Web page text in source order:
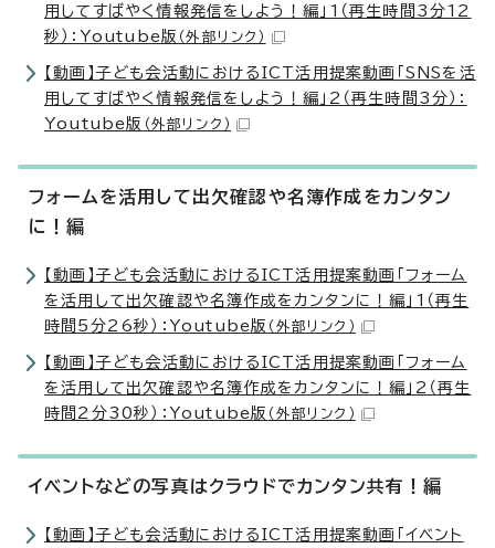
用してすばやく情報発信をしよう！編」1（再生時間3分12
秒）：Youtube版 （外部リンク）
【動画】子ども会活動におけるICT活用提案動画「SNSを活
用してすばやく情報発信をしよう！編」2（再生時間3分）：
Youtube版 （外部リンク）
フォームを活用して出欠確認や名簿作成をカンタン
に！編
【動画】子ども会活動におけるICT活用提案動画「フォーム
を活用して出欠確認や名簿作成をカンタンに！編」1（再生
時間5分26秒）：Youtube版 （外部リンク）
【動画】子ども会活動におけるICT活用提案動画「フォーム
を活用して出欠確認や名簿作成をカンタンに！編」2（再生
時間2分30秒）：Youtube版 （外部リンク）
イベントなどの写真はクラウドでカンタン共有！編
【動画】子ども会活動におけるICT活用提案動画「イベント